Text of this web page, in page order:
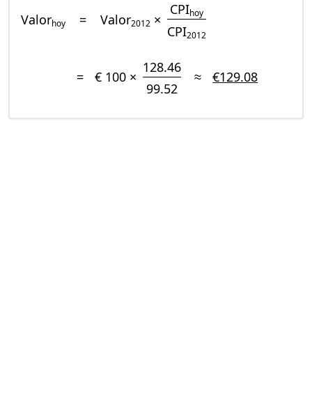
Valorhoy = Valor2012 ×
CPIhoy
CPI2012
= € 100 ×
128.46
99.52
≈ €129.08